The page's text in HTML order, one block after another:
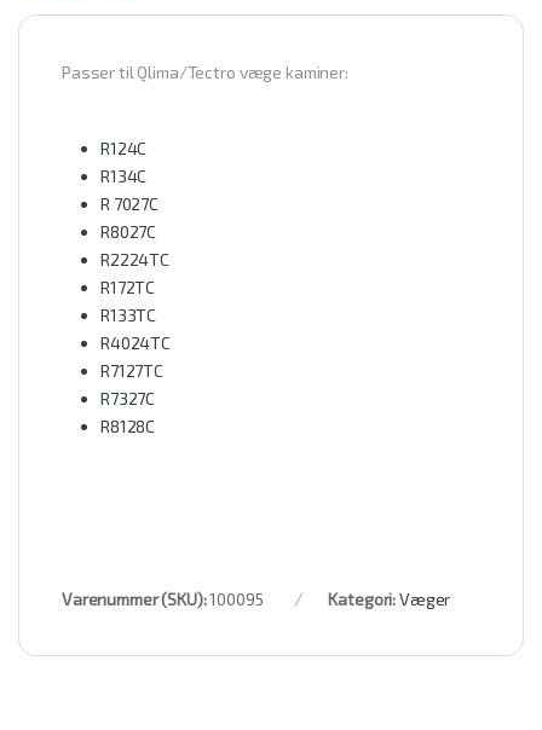
Passer til Qlima/Tectro væge kaminer:
R124C
R134C
R 7027C
R8027C
R2224TC
R172TC
R133TC
R4024TC
R7127TC
R7327C
R8128C
Varenummer (SKU):100095 Kategori:Væger